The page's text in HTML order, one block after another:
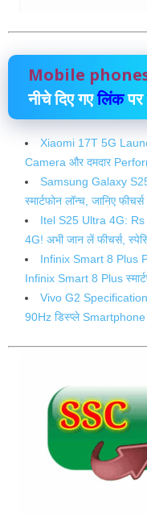
Mobile
नीचे दिए गएलिंकपर
Xiaomi 17T 5G
Camera और दमदार
Samsung Galaxy
स्मार्टफोन लॉन्च, जानिए
Itel S25 Ultra 4G: Rs
4G! अभी जान लें फीचर्स,
Infinix Smart 8 Plus
Infinix Smart 8 Plus
Vivo G2
90Hz डिस्प्ले